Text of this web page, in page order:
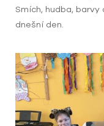
Smích, hudba,
dnešní den.